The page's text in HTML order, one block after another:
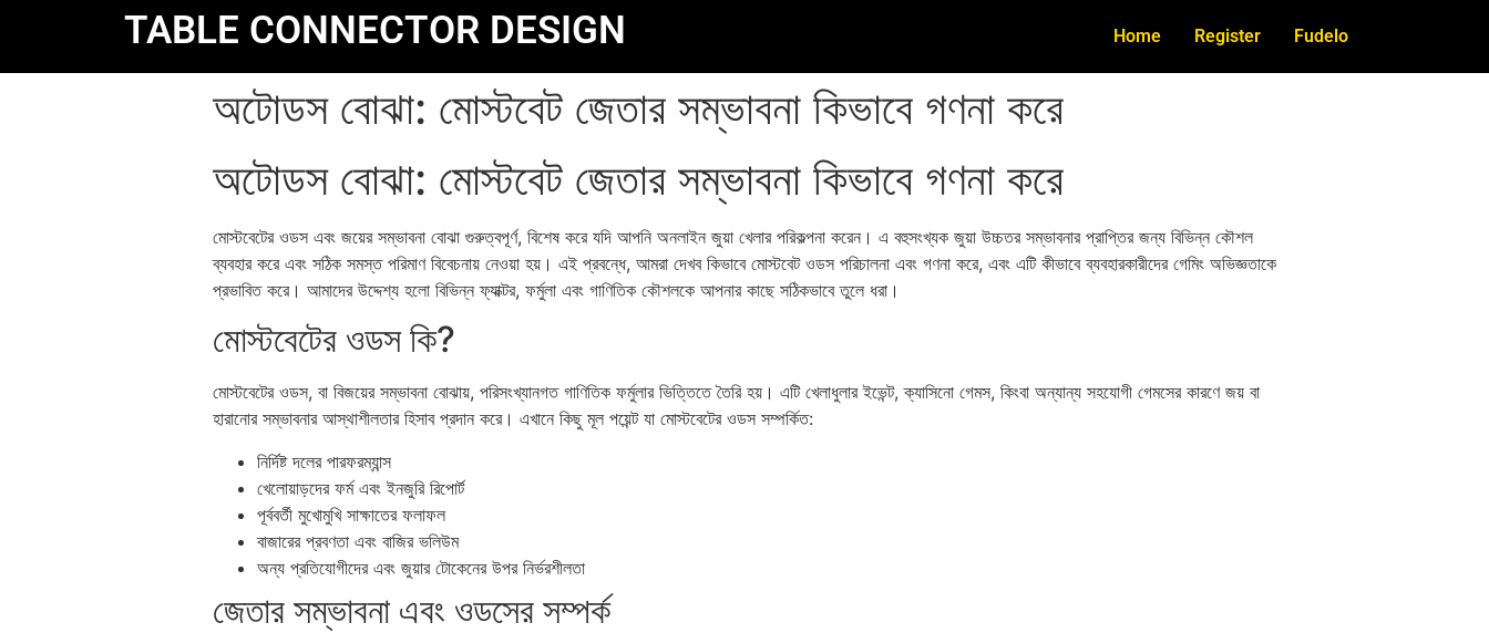
TABLE CONNECTOR DESIGN Home Register Fudelo
অটোডস বোঝা: মোস্টবেট জেতার সম্ভাবনা কিভাবে গণনা করে
অটোডস বোঝা: মোস্টবেট জেতার সম্ভাবনা কিভাবে গণনা করে
মোস্টবেটের ওডস এবং জয়ের সম্ভাবনা বোঝা গুরুত্বপূর্ণ, বিশেষ করে যদি আপনি অনলাইন জুয়া খেলার পরিকল্পনা করেন। এ বহুসংখ্যক জুয়া উচ্চতর সম্ভাবনার প্রাপ্তির জন্য বিভিন্ন কৌশল
ব্যবহার করে এবং সঠিক সমস্ত পরিমাণ বিবেচনায় নেওয়া হয়। এই প্রবন্ধে, আমরা দেখব কিভাবে মোস্টবেট ওডস পরিচালনা এবং গণনা করে, এবং এটি কীভাবে ব্যবহারকারীদের গেমিং অভিজ্ঞতাকে
প্রভাবিত করে। আমাদের উদ্দেশ্য হলো বিভিন্ন ফ্যাক্টর, ফর্মুলা এবং গাণিতিক কৌশলকে আপনার কাছে সঠিকভাবে তুলে ধরা।
মোস্টবেটের ওডস কি?
মোস্টবেটের ওডস, বা বিজয়ের সম্ভাবনা বোঝায়, পরিসংখ্যানগত গাণিতিক ফর্মুলার ভিত্তিতে তৈরি হয়। এটি খেলাধুলার ইভেন্ট, ক্যাসিনো গেমস, কিংবা অন্যান্য সহযোগী গেমসের কারণে জয় বা
হারানোর সম্ভাবনার আস্থাশীলতার হিসাব প্রদান করে। এখানে কিছু মূল পয়েন্ট যা মোস্টবেটের ওডস সম্পর্কিত:
নির্দিষ্ট দলের পারফরম্যান্স
খেলোয়াড়দের ফর্ম এবং ইনজুরি রিপোর্ট
পূর্ববর্তী মুখোমুখি সাক্ষাতের ফলাফল
বাজারের প্রবণতা এবং বাজির ভলিউম
অন্য প্রতিযোগীদের এবং জুয়ার টোকেনের উপর নির্ভরশীলতা
জেতার সম্ভাবনা এবং ওডসের সম্পর্ক